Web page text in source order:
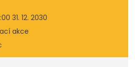
31. 12. 2030
akce